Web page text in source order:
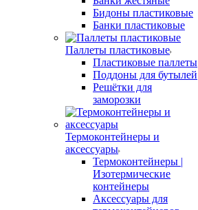
Бидоны пластиковые
Банки пластиковые
Паллеты пластиковые
Пластиковые паллеты
Поддоны для бутылей
Решётки для
заморозки
Термоконтейнеры и
аксессуары
Термоконтейнеры |
Изотермические
контейнеры
Аксессуары для